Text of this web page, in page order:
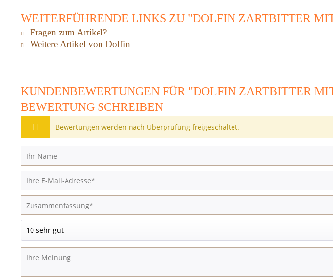
WEITERFÜHRENDE LINKS ZU "DOLFIN ZARTBITTER
Fragen zum Artikel?
Weitere Artikel von Dolfin
KUNDENBEWERTUNGEN FÜR "DOLFIN ZARTBITTER
BEWERTUNG SCHREIBEN
Bewertungen werden nach Überprüfung freigeschaltet.